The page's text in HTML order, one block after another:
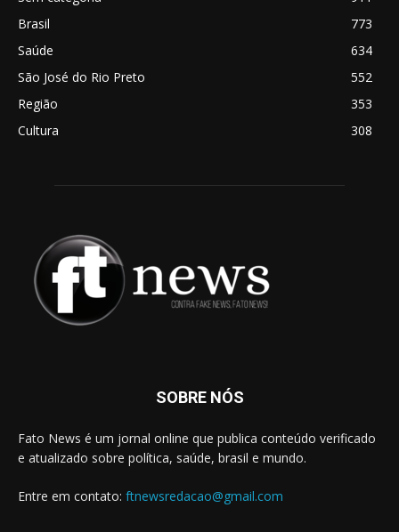
Brasil
773
Saúde
634
São José do Rio Preto
552
Região
353
Cultura
308
SOBRE NÓS
Fato News é um jornal online que publica conteúdo verificado
e atualizado sobre política, saúde, brasil e mundo.
Entre em contato: ftnewsredacao@gmail.com